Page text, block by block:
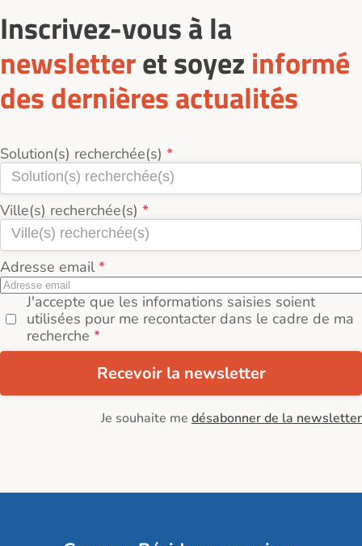
Inscrivez-vous à la
newsletteret soyez informé
des dernières actualités
Solution(s) recherchée(s)
Ville(s) recherchée(s)
Adresse email
J'accepte que les informations saisies soient
utilisées pour me recontacter dans le cadre de ma
recherche
Recevoir la newsletter
Je souhaite me désabonner de la newsletter